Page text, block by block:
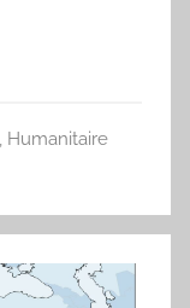
Humanitaire